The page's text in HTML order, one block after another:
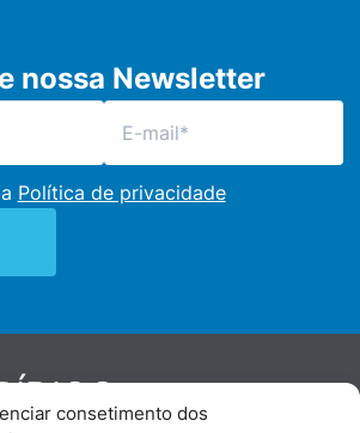
consetimento dos
nossa Newsletter
Política de privacidade